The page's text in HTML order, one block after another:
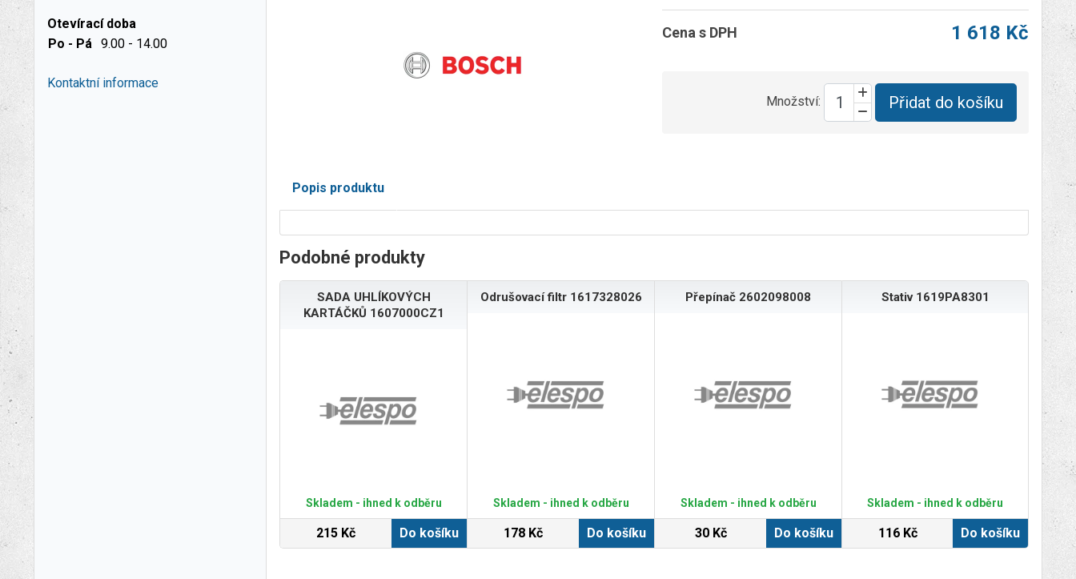
Otevírací doba
Po - Pá 9.00 - 14.00
Kontaktní informace
Cena s DPH 1 618 Kč
Množství: Přidat do košíku
Popis produktu
Podobné produkty
SADA UHLÍKOVÝCH
KARTÁČKŮ 1607000CZ1
Skladem - ihned k odběru
215 Kč Do košíku
Odrušovací filtr 1617328026
Skladem - ihned k odběru
178 Kč Do košíku
Přepínač 2602098008
Skladem - ihned k odběru
30 Kč Do košíku
Stativ 1619PA8301
Skladem - ihned k odběru
116 Kč Do košíku